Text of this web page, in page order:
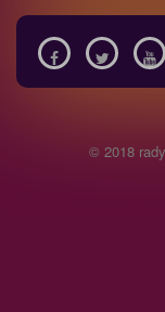
© 2018